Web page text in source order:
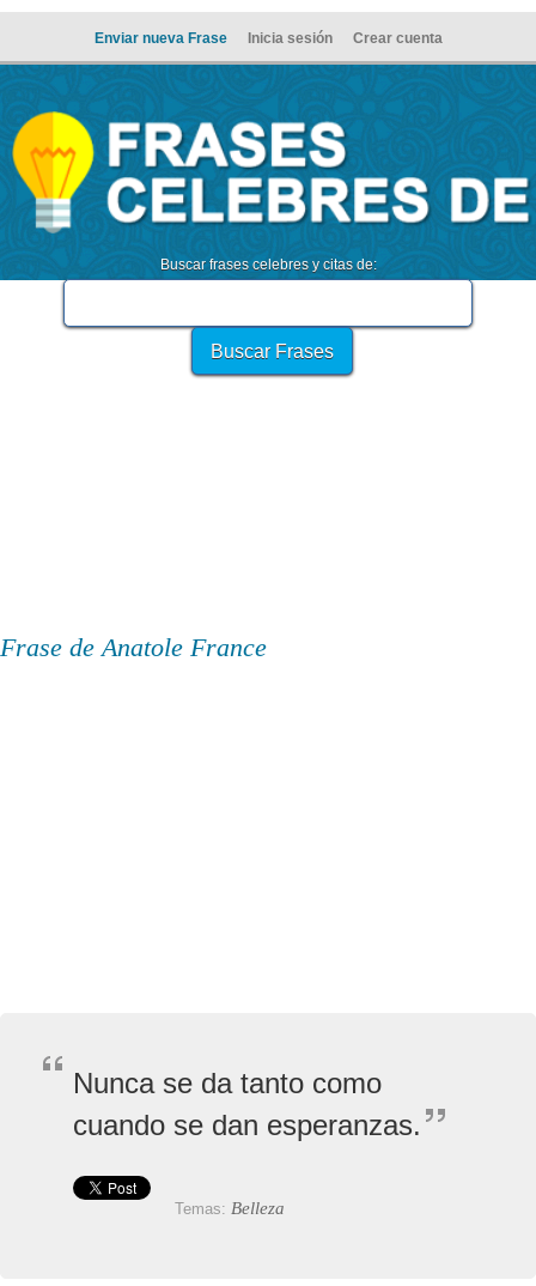
Enviar nueva Frase Inicia sesión Crear cuenta
Buscar frases celebres y citas de:
Frase de Anatole France
Nunca se da tanto como
cuando se dan esperanzas.
Temas: Belleza